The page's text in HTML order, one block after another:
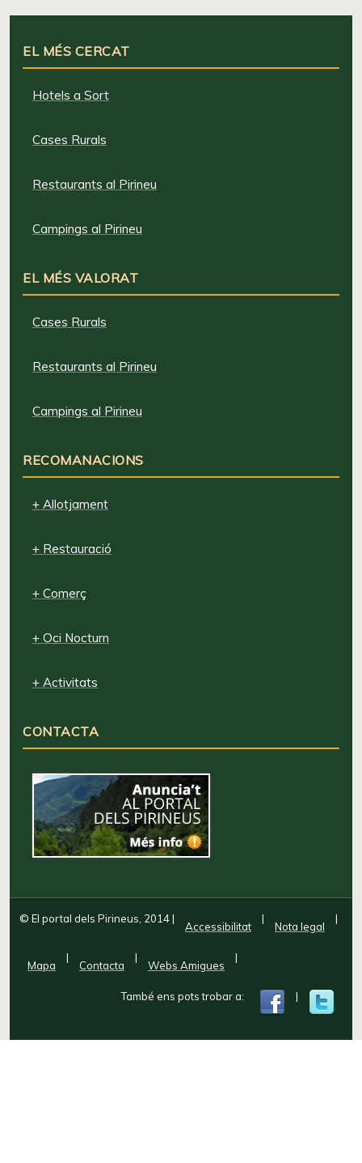
EL MÉS CERCAT
Hotels a Sort
Cases Rurals
Restaurants al Pirineu
Campings al Pirineu
EL MÉS VALORAT
Cases Rurals
Restaurants al Pirineu
Campings al Pirineu
RECOMANACIONS
+ Allotjament
+ Restauració
+ Comerç
+ Oci Nocturn
+ Activitats
CONTACTA
© El portal dels Pirineus, 2014|
Accessibilitat
|
Nota legal
|
Mapa
|
Contacta
|
Webs Amigues
|
També ens pots trobar a: |